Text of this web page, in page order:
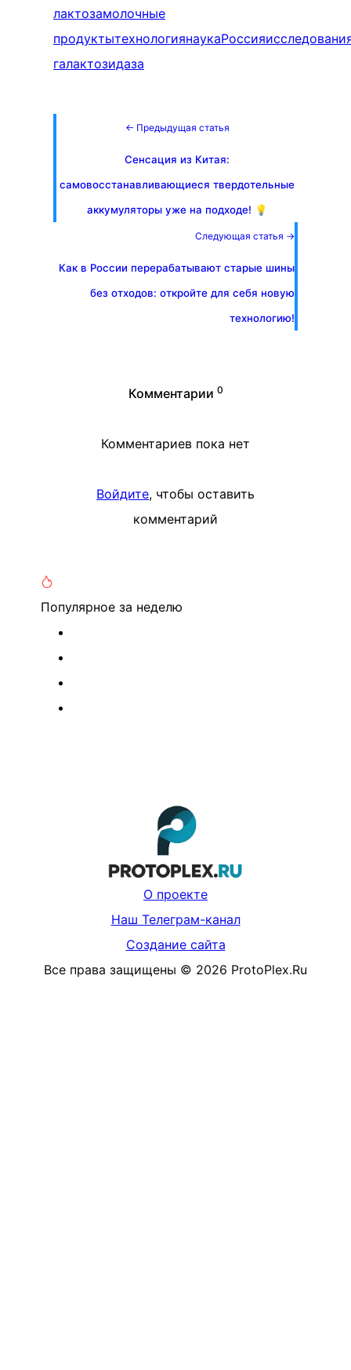
лактозамолочные
продуктытехнологиянаукаРоссия
галактозидаза
← Предыдущая статья
Сенсация из Китая:
самовосстанавливающиеся твердотельные
аккумуляторы уже на подходе! 💡
Следующая статья →
Как в России перерабатывают старые шины
без отходов: откройте для себя новую
технологию!
Комментарии 0
Комментариев пока нет
Войдите, чтобы оставить
комментарий
Популярное за неделю
О проекте
Наш Телеграм-канал
Создание сайта
Все права защищены © 2026 ProtoPlex.Ru